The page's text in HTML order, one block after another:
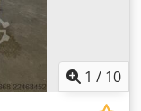
1 / 10